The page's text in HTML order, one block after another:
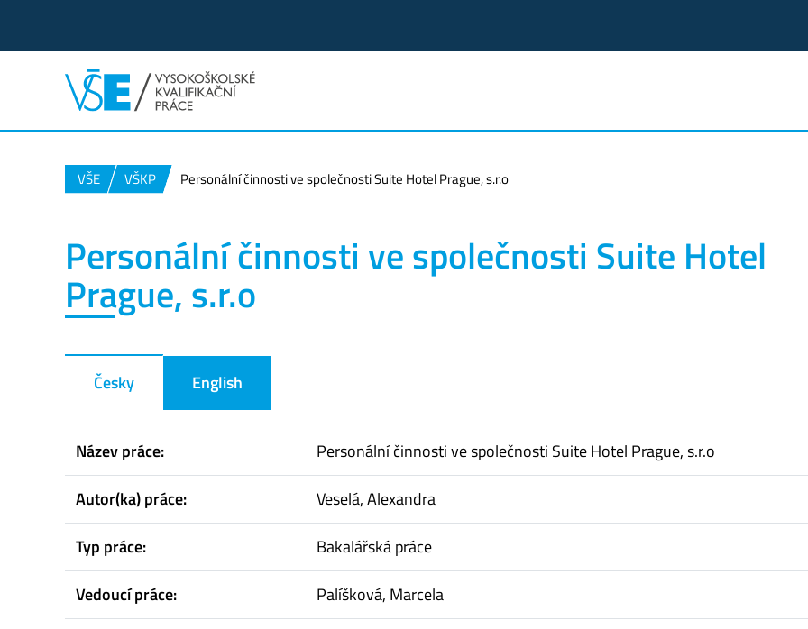
VŠE VŠKP Personální činnosti ve společnosti Suite Hotel Prague, s.r.o
Personální činnosti ve společnosti Suite Hotel
Prague, s.r.o
Česky English
Název práce:
Personální činnosti ve společnosti Suite Hotel Prague, s.r.o
Autor(ka) práce:
Veselá, Alexandra
Typ práce:
Bakalářská práce
Vedoucí práce:
Palíšková, Marcela